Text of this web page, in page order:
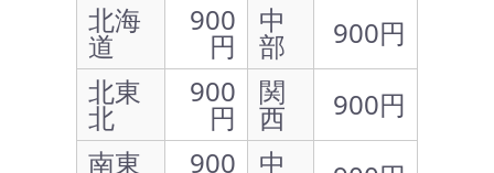
北海
道
900
円
中
部
900円
北東
北
900
円
関
西
900円
南東
900 中